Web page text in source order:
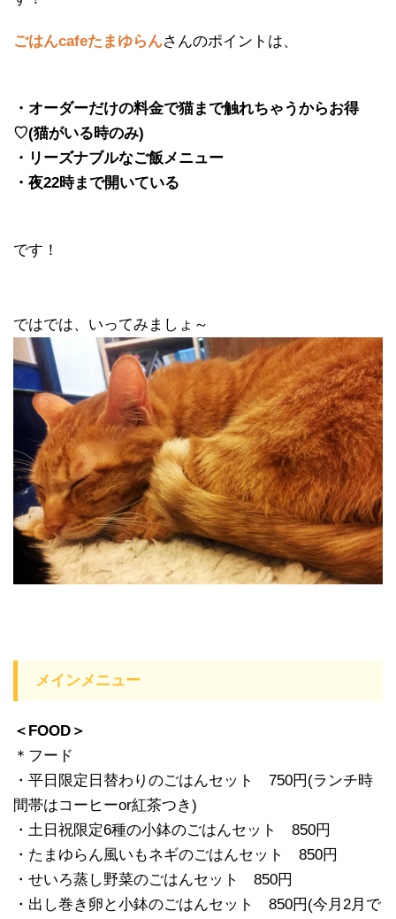
ごはんcafeたまゆらんさんのポイント は、
・オーダーだけの料金で猫まで触れちゃうからお得
♡(猫がいる時のみ)
・リーズナブルなご飯メニュー
・夜22時まで開いている
です！
ではでは、いってみましょ～
メインメニュー
＜FOOD＞
＊フード
・平日限定日替わりのごはんセット 750円(ランチ時
間帯はコーヒーor紅茶つき)
・土日祝限定6種の小鉢のごはんセット 850円
・たまゆらん風いもネギのごはんセット 850円
・せいろ蒸し野菜のごはんセット 850円
・出し巻き卵と小鉢のごはんセット 850円(今月2月で